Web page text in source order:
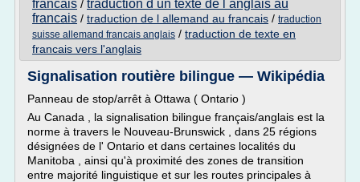
francais / traduction d un texte de l anglais au
francais / traduction de l allemand au francais / traduction
suisse allemand francais anglais / traduction de texte en
francais vers l'anglais
Signalisation routière bilingue — Wikipédia
Panneau de stop/arrêt à Ottawa ( Ontario )
Au Canada , la signalisation bilingue français/anglais est la
norme à travers le Nouveau-Brunswick , dans 25 régions
désignées de l' Ontario et dans certaines localités du
Manitoba , ainsi qu'à proximité des zones de transition
entre majorité linguistique et sur les routes principales à